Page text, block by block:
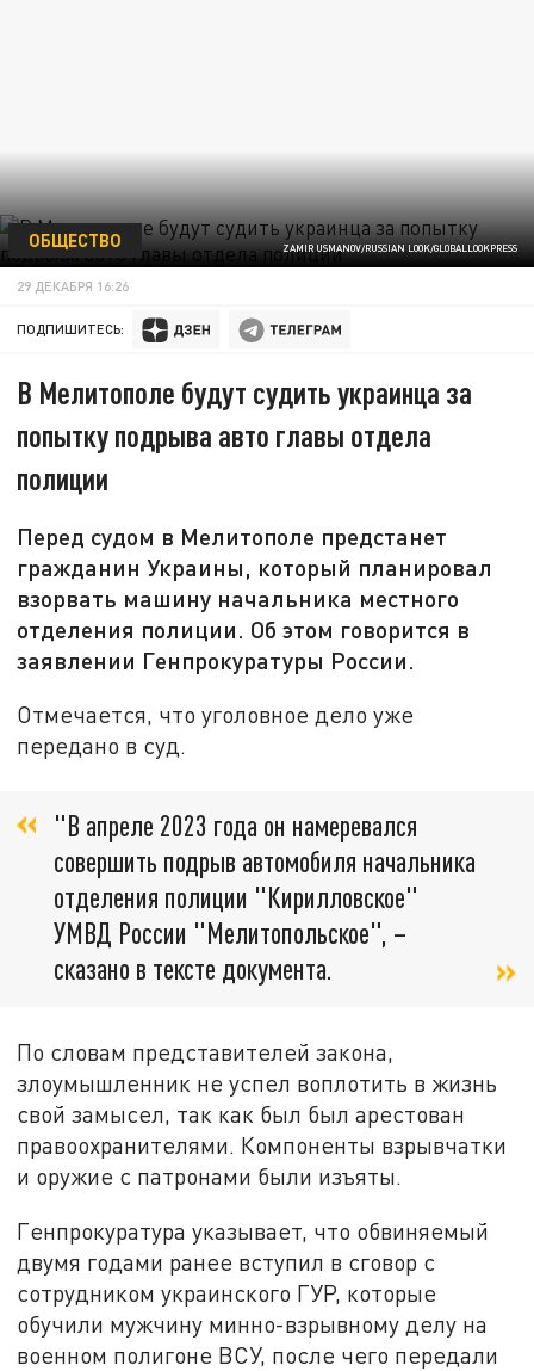
ZAMIR USMANOV/RUSSIAN LOOK/GLOBALLOOKPRESS
ОБЩЕСТВО
29 ДЕКАБРЯ 16:26
ПОДПИШИТЕСЬ:
В Мелитополе будут судить украинца за
попытку подрыва авто главы отдела
полиции
Перед судом в Мелитополе предстанет
гражданин Украины, который планировал
взорвать машину начальника местного
отделения полиции. Об этом говорится в
заявлении Генпрокуратуры России.
Отмечается, что уголовное дело уже
передано в суд.
"В апреле 2023 года он намеревался
совершить подрыв автомобиля начальника
отделения полиции "Кирилловское"
УМВД России "Мелитопольское", –
сказано в тексте документа.
По словам представителей закона,
злоумышленник не успел воплотить в жизнь
свой замысел, так как был был арестован
правоохранителями. Компоненты взрывчатки
и оружие с патронами были изъяты.
Генпрокуратура указывает, что обвиняемый
двумя годами ранее вступил в сговор с
сотрудником украинского ГУР, которые
обучили мужчину минно-взрывному делу на
военном полигоне ВСУ, после чего передали